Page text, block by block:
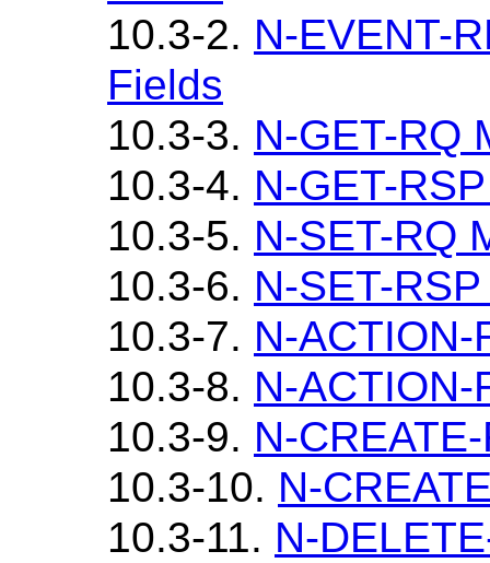
10.3-2. N-EVENT-
Fields
10.3-3. N-GET-RQ
10.3-4. N-GET-
10.3-5. N-SET-RQ
10.3-6. N-SET-
10.3-7. N-
10.3-8. N-
10.3-9. N-
10.3-10. N-
10.3-11. N-